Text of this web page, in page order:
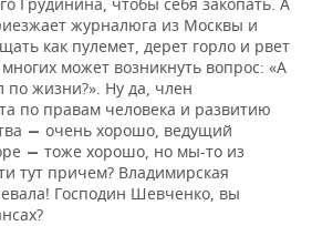
журналюга из Москвы и
как пулемет, дерет горло и рвет
многих может возникнуть вопрос: «А
по жизни?». Ну да, член
по правам человека и развитию
— очень хорошо, ведущий
— тоже хорошо, но мы-то из
тут причем? Владимирская
Господин Шевченко, вы